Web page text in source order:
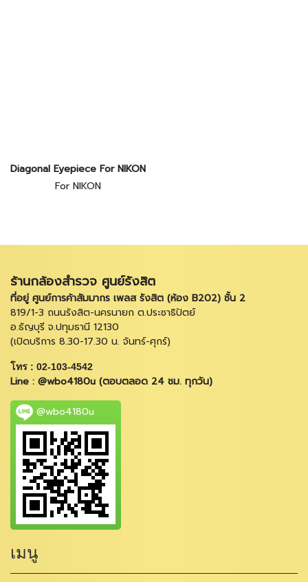
Diagonal Eyepiece For NIKON
For NIKON
ร้านกล้องสำรวจ ศูนย์รังสิต
ที่อยู่ ศูนย์การค้าสัมมากร เพลส รังสิต (ห้อง B202) ชั้น 2
819/1-3 ถนนรังสิต-นครนายก ต.ประชาธิปัตย์
อ.ธัญบุรี จ.ปทุมธานี 12130
(เปิดบริการ 8.30-17.30 น. จันทร์-ศุกร์)
โทร : 02-103-4542
Line : @wbo4180u (ตอบตลอด 24 ชม. ทุกวัน)
@wbo4180u
เมนู